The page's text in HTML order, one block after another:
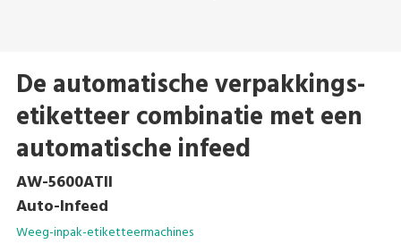
De automatische verpakkings-
etiketteer combinatie met een
automatische infeed
AW-5600ATII
Auto-Infeed
Weeg-inpak-etiketteermachines